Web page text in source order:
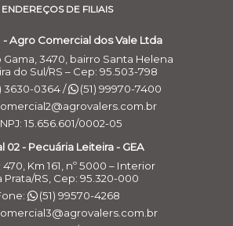
ENDEREÇOS DE FILIAIS
- Agro Comercial dos Vale Ltda
Gama, 3470, bairro Santa Helena
do Sul/RS – Cep: 95.503-798
3630-0364 /
(51) 99970-7400
15.656.601/0002-05
02 - Pecuária Leiteira - GEA
470, Km 161, nº 5000 – Interior
Prata/RS, Cep: 95.320-000
(51) 99570-4268